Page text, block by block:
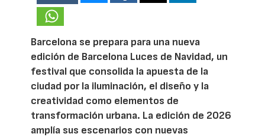
Barcelona se prepara para una nueva
edición de Barcelona Luces de Navidad, un
festival que consolida la apuesta de la
ciudad por la iluminación, el diseño y la
creatividad como elementos de
transformación urbana. La edición de 2026
amplía sus escenarios con nuevas